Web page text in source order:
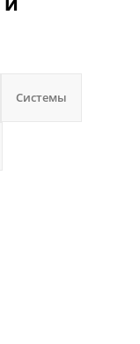
Системы